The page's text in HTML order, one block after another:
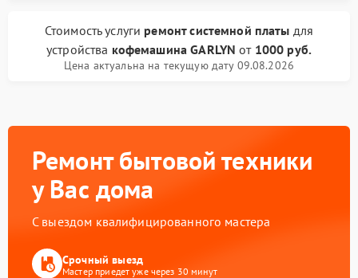
Стоимость услуги ремонт системной платы для
устройства кофемашина GARLYN от 1000 руб.
Цена актуальна на текущую дату 09.08.2026
Ремонт бытовой техники
у Вас дома
С выездом квалифицированного мастера
Срочный выезд
Мастер приедет уже через 30 минут